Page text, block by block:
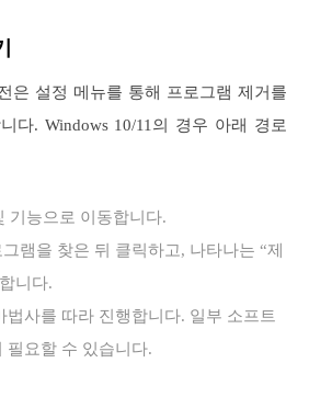
은 설정 메뉴를 통해 프로그램 제거를
다. Windows 10/11의 경우 아래 경로
기능으로 이동합니다.
램을 찾은 뒤 클릭하고, 나타나는 “제
니다.
법사를 따라 진행합니다. 일부 소프트
필요할 수 있습니다.